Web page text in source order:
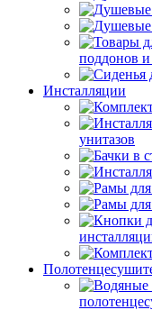
поддонов
Инсталляции
унитазов